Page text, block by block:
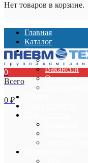
Нет товаров в корзине.
Главная
Каталог
О компании
О компании
Вакансии
Отзывы
0
Всего
0 ₽